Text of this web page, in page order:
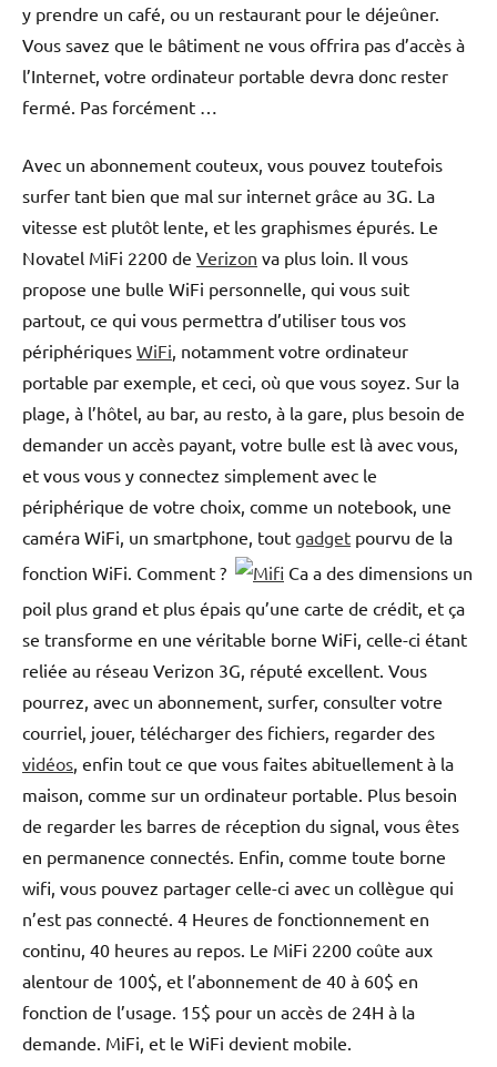
y prendre un café, ou un restaurant pour le déjeûner.
Vous savez que le bâtiment ne vous offrira pas d’accès à
l’Internet, votre ordinateur portable devra donc rester
fermé. Pas forcément …
Avec un abonnement couteux, vous pouvez toutefois
surfer tant bien que mal sur internet grâce au 3G. La
vitesse est plutôt lente, et les graphismes épurés. Le
Novatel MiFi 2200 de Verizon va plus loin. Il vous
propose une bulle WiFi personnelle, qui vous suit
partout, ce qui vous permettra d’utiliser tous vos
périphériques WiFi , notamment votre ordinateur
portable par exemple, et ceci, où que vous soyez. Sur la
plage, à l’hôtel, au bar, au resto, à la gare, plus besoin de
demander un accès payant, votre bulle est là avec vous,
et vous vous y connectez simplement avec le
périphérique de votre choix, comme un notebook, une
caméra WiFi, un smartphone, tout gadget pourvu de la
fonction WiFi. Comment ?
Ca a des dimensions un
poil plus grand et plus épais qu’une carte de crédit, et ça
se transforme en une véritable borne WiFi, celle-ci étant
reliée au réseau Verizon 3G, réputé excellent. Vous
pourrez, avec un abonnement, surfer, consulter votre
courriel, jouer, télécharger des fichiers, regarder des
vidéos , enfin tout ce que vous faites abituellement à la
maison, comme sur un ordinateur portable. Plus besoin
de regarder les barres de réception du signal, vous êtes
en permanence connectés. Enfin, comme toute borne
wifi, vous pouvez partager celle-ci avec un collègue qui
n’est pas connecté. 4 Heures de fonctionnement en
continu, 40 heures au repos. Le MiFi 2200 coûte aux
alentour de 100$, et l’abonnement de 40 à 60$ en
fonction de l’usage. 15$ pour un accès de 24H à la
demande. MiFi, et le WiFi devient mobile.